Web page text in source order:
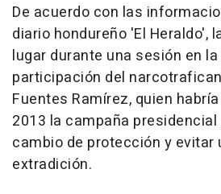
De acuerdo con las
diario hondureño 'El Heraldo',
lugar durante una sesión en
participación del
Fuentes Ramírez, quien
2013 la campaña presidencial
cambio de protección y evitar
extradición.